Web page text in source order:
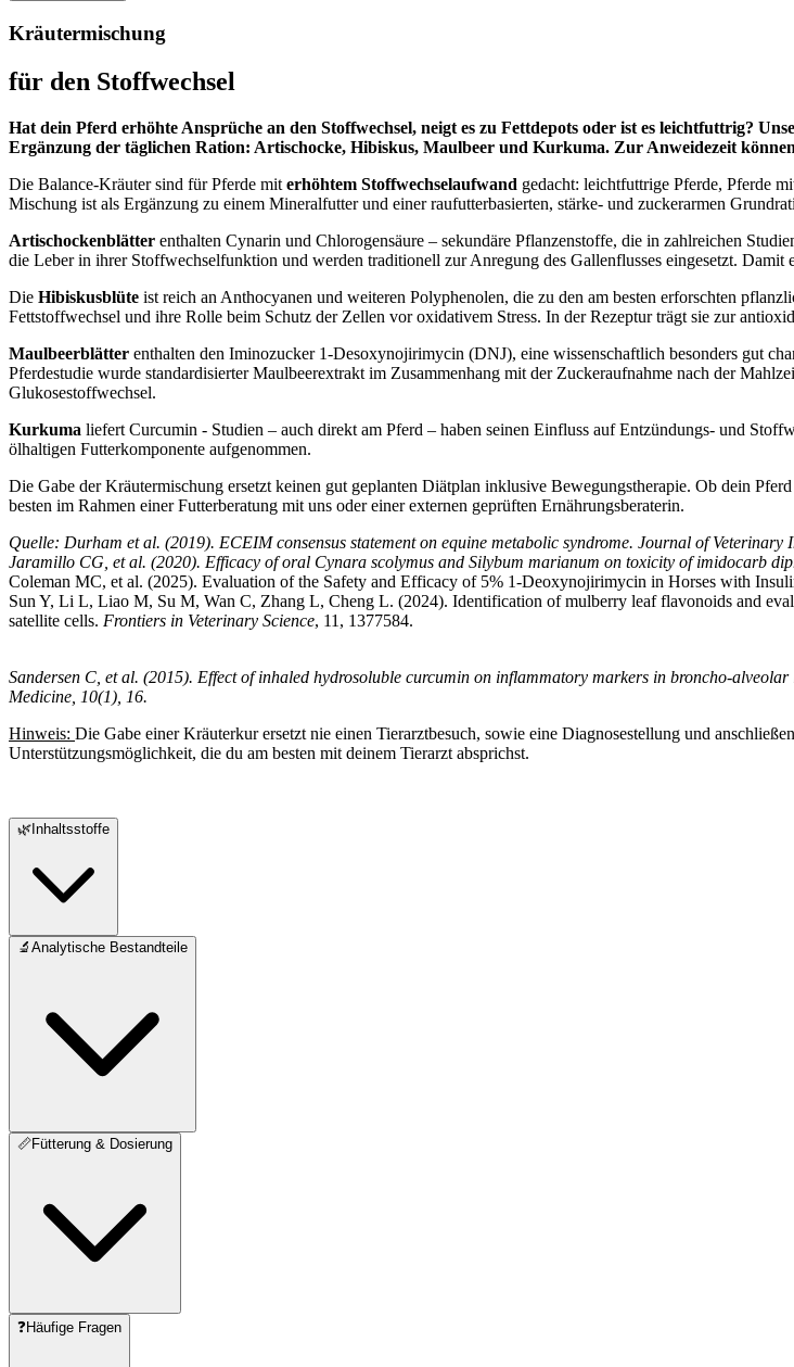
Kräutermischung
für den Stoffwechsel
Hat dein Pferd erhöhte Ansprüche an den Stoffwechsel, neigt es zu Fettdepots oder ist es leichtfuttrig?
Ergänzung der täglichen Ration: Artischocke, Hibiskus, Maulbeer und Kurkuma. Zur Anweidezeit
Die Balance-Kräuter sind für Pferde mit erhöhtem Stoffwechselaufwand gedacht: leichtfuttrige Pferde, Pferde
Mischung ist als Ergänzung zu einem Mineralfutter und einer raufutterbasierten, stärke- und zuckerarmen
Artischockenblätter enthalten Cynarin und Chlorogensäure – sekundäre Pflanzenstoffe, die in zahlreichen
die Leber in ihrer Stoffwechselfunktion und werden traditionell zur Anregung des Gallenflusses eingesetzt.
Die Hibiskusblüte ist reich an Anthocyanen und weiteren Polyphenolen, die zu den am besten erforschten
Fettstoffwechsel und ihre Rolle beim Schutz der Zellen vor oxidativem Stress. In der Rezeptur trägt sie zur
Maulbeerblätter enthalten den Iminozucker 1-Desoxynojirimycin (DNJ), eine wissenschaftlich besonders gut
Pferdestudie wurde standardisierter Maulbeerextrakt im Zusammenhang mit der Zuckeraufnahme nach der
Glukosestoffwechsel.
Kurkuma liefert Curcumin - Studien – auch direkt am Pferd – haben seinen Einfluss auf Entzündungs- und
ölhaltigen Futterkomponente aufgenommen.
Die Gabe der Kräutermischung ersetzt keinen gut geplanten Diätplan inklusive Bewegungstherapie. Ob dein
besten im Rahmen einer Futterberatung mit uns oder einer externen geprüften Ernährungsberaterin.
Quelle: Durham et al. (2019). ECEIM consensus statement on equine metabolic syndrome. Journal of
Jaramillo CG, et al. (2020). Efficacy of oral Cynara scolymus and Silybum marianum on toxicity of imidocarb
Coleman MC, et al. (2025). Evaluation of the Safety and Efficacy of 5% 1-Deoxynojirimycin in Horses with
Sun Y, Li L, Liao M, Su M, Wan C, Zhang L, Cheng L. (2024). Identification of mulberry leaf flavonoids and
satellite cells. Frontiers in Veterinary Science, 11, 1377584.
Sandersen C, et al. (2015). Effect of inhaled hydrosoluble curcumin on inflammatory markers in broncho-
Medicine, 10(1), 16.
Hinweis: Die Gabe einer Kräuterkur ersetzt nie einen Tierarztbesuch, sowie eine Diagnosestellung und
Unterstützungsmöglichkeit, die du am besten mit deinem Tierarzt absprichst.
🌿 Inhaltsstoffe
🔬 Analytische Bestandteile
📏Fütterung & Dosierung
❓Häufige Fragen